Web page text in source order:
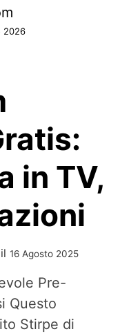
2026
in TV,
il 16 Agosto 2025
Pre-
Questo
Stirpe di